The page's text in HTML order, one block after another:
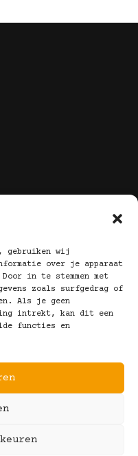
gebruiken wij
over je apparaat
in te stemmen met
zoals surfgedrag of
Als je geen
intrekt, kan dit een
functies en
Brillen